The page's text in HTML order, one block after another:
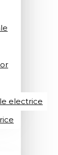
electrice